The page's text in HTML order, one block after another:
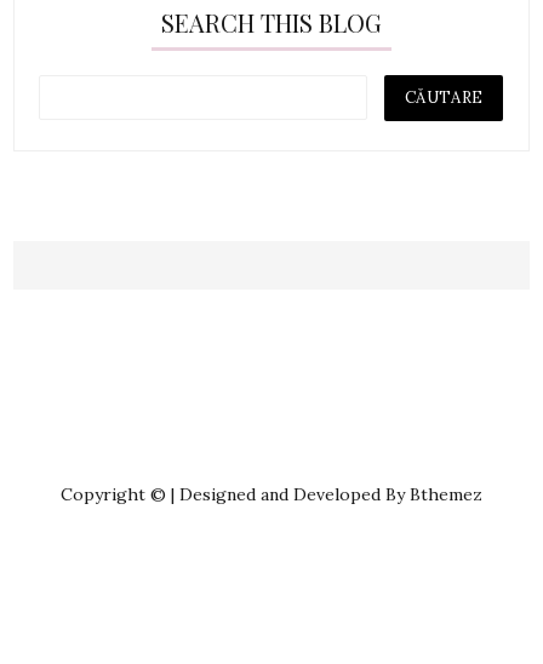
SEARCH THIS BLOG
Copyright © | Designed and Developed By Bthemez